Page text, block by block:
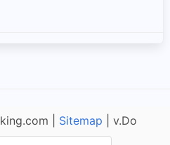
| Sitemap | v.Do